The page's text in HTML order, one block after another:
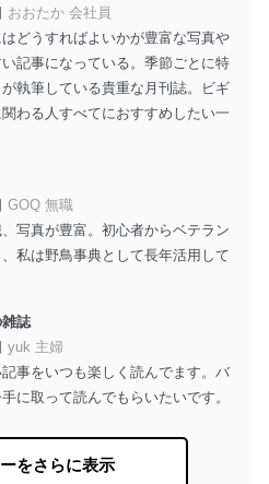
一郎
管理グループディレクター 前
商品の配送のため
代金回収のため
メール等による商品、サービ
人が特定できない形で取得した
履歴や購買履歴等の情報を分
て、趣味・嗜好に
た新商品・サービスに関する
のため
オペレーター教育など応対品
向上のため
スタマーQ＆Aサイトの投稿内容
おおたか 会社員
どうすればよいかが豊富な写真や
記事になっている。季節ごとに特
執筆している貴重な月刊誌。ビギ
わる人すべてにおすすめしたい一
GOQ 無職
写真が豊富。初心者からベテラン
私は野鳥事典として長年活用して
誌
yuk 主婦
事をいつも楽しく読んでます。バ
に取って読んでもらいたいです。
をさらに表示